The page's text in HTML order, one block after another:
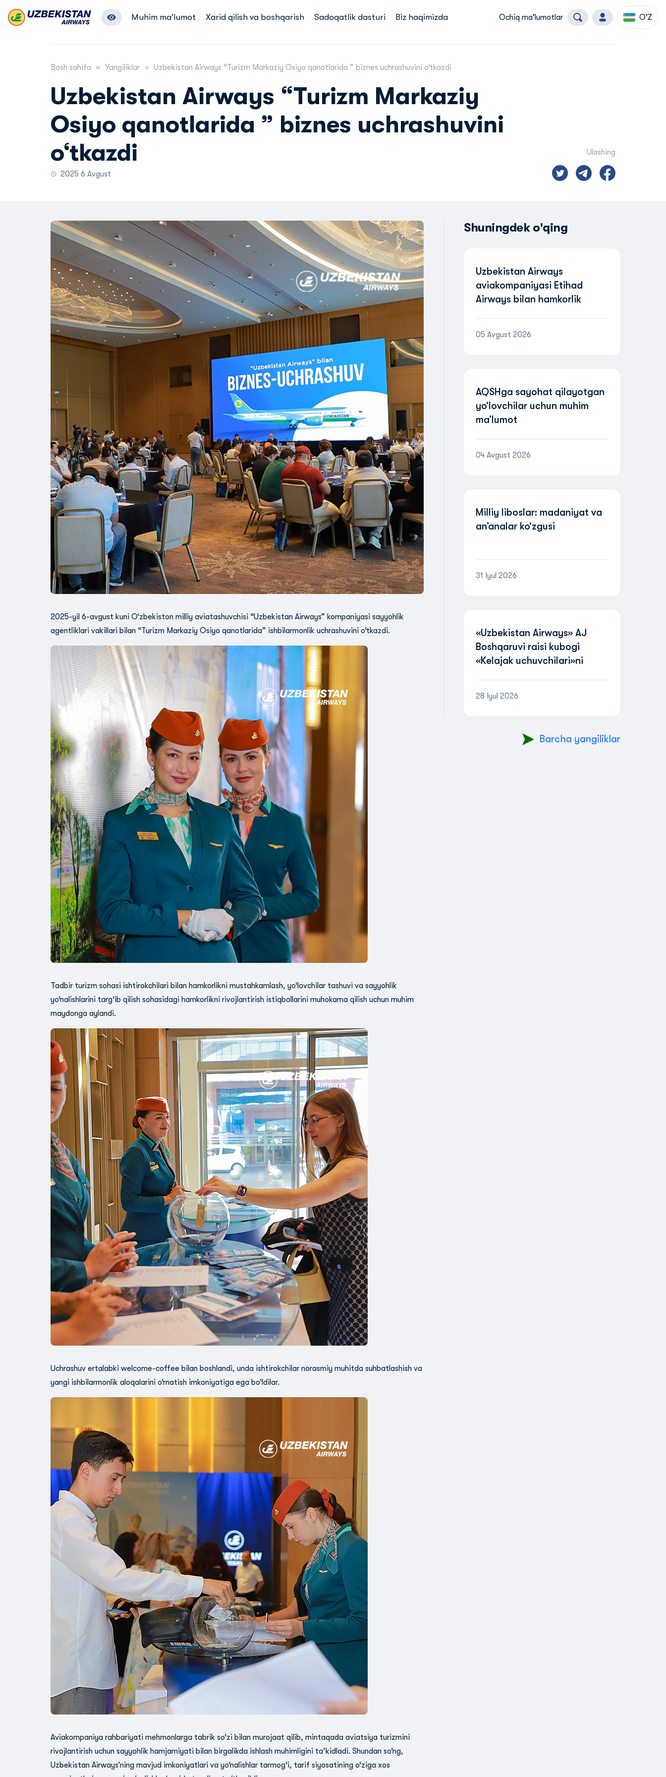
Muhim ma'lumot Xarid qilish va boshqarish Sadoqatlik dasturi Biz haqimizda Ochiq ma'lumotlar O'Z
Bosh sahifa Yangiliklar Uzbekistan Airways “Turizm Markaziy Osiyo qanotlarida ” biznes uchrashuvini o‘tkazdi
Uzbekistan Airways “Turizm Markaziy
Osiyo qanotlarida ” biznes uchrashuvini
o‘tkazdi
2025 6 Avgust
Ulashing
2025-yil 6-avgust kuni O‘zbekiston milliy aviatashuvchisi “Uzbekistan Airways” kompaniyasi sayyohlik
agentliklari vakillari bilan “Turizm Markaziy Osiyo qanotlarida” ishbilarmonlik uchrashuvini o‘tkazdi.
Tadbir turizm sohasi ishtirokchilari bilan hamkorlikni mustahkamlash, yo‘lovchilar tashuvi va sayyohlik
yo‘nalishlarini targ‘ib qilish sohasidagi hamkorlikni rivojlantirish istiqbollarini muhokama qilish uchun muhim
maydonga aylandi.
Uchrashuv ertalabki welcome-coffee bilan boshlandi, unda ishtirokchilar norasmiy muhitda suhbatlashish va
yangi ishbilarmonlik aloqalarini o‘rnatish imkoniyatiga ega bo‘ldilar.
Aviakompaniya rahbariyati mehmonlarga tabrik so‘zi bilan murojaat qilib, mintaqada aviatsiya turizmini
rivojlantirish uchun sayyohlik hamjamiyati bilan birgalikda ishlash muhimligini ta’kidladi. Shundan so‘ng,
Uzbekistan Airways’ning mavjud imkoniyatlari va yo‘nalishlar tarmog‘i, tarif siyosatining o‘ziga xos
Shuningdek o'qing
Uzbekistan Airways
aviakompaniyasi Etihad
Airways bilan hamkorlik
05 Avgust 2026
AQSHga sayohat qilayotgan
yo‘lovchilar uchun muhim
ma’lumot
04 Avgust 2026
Milliy liboslar: madaniyat va
an’analar ko‘zgusi
31 Iyul 2026
«Uzbekistan Airways» AJ
Boshqaruvi raisi kubogi
«Kelajak uchuvchilari»ni
28 Iyul 2026
Barcha yangiliklar